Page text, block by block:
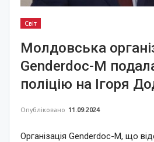
Світ
Молдовська
Genderdoc-M
поліцію на Ігоря
Опубліковано 11.09.2024
Організація Genderdoc-M, що